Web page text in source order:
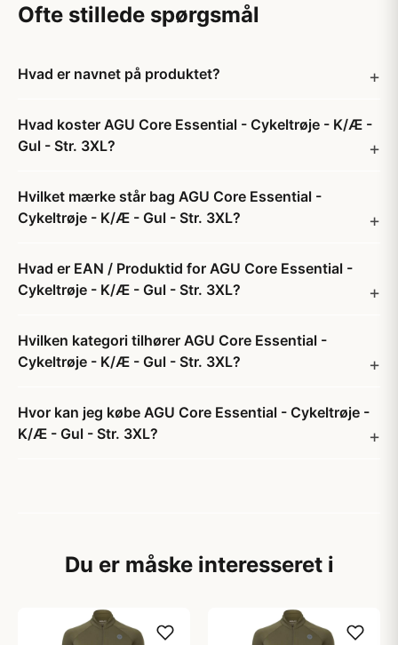
Ofte stillede spørgsmål
Hvad er navnet på produktet?
Hvad koster AGU Core Essential - Cykeltrøje - K/Æ -
Gul - Str. 3XL?
Hvilket mærke står bag AGU Core Essential -
Cykeltrøje - K/Æ - Gul - Str. 3XL?
Hvad er EAN / Produktid for AGU Core Essential -
Cykeltrøje - K/Æ - Gul - Str. 3XL?
Hvilken kategori tilhører AGU Core Essential -
Cykeltrøje - K/Æ - Gul - Str. 3XL?
Hvor kan jeg købe AGU Core Essential - Cykeltrøje -
K/Æ - Gul - Str. 3XL?
Du er måske interesseret i